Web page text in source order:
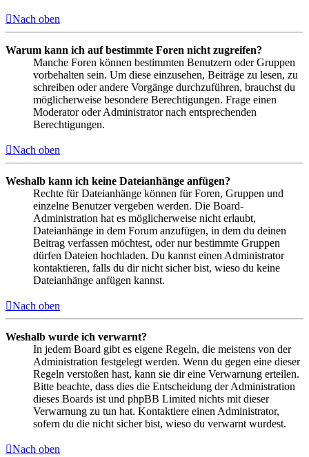
Nach oben
Warum kann ich auf bestimmte Foren nicht zugreifen?
Manche Foren können bestimmten Benutzern oder Gruppen
vorbehalten sein. Um diese einzusehen, Beiträge zu lesen, zu
schreiben oder andere Vorgänge durchzuführen, brauchst du
möglicherweise besondere Berechtigungen. Frage einen
Moderator oder Administrator nach entsprechenden
Berechtigungen.
Nach oben
Weshalb kann ich keine Dateianhänge anfügen?
Rechte für Dateianhänge können für Foren, Gruppen und
einzelne Benutzer vergeben werden. Die Board-
Administration hat es möglicherweise nicht erlaubt,
Dateianhänge in dem Forum anzufügen, in dem du deinen
Beitrag verfassen möchtest, oder nur bestimmte Gruppen
dürfen Dateien hochladen. Du kannst einen Administrator
kontaktieren, falls du dir nicht sicher bist, wieso du keine
Dateianhänge anfügen kannst.
Nach oben
Weshalb wurde ich verwarnt?
In jedem Board gibt es eigene Regeln, die meistens von der
Administration festgelegt werden. Wenn du gegen eine dieser
Regeln verstoßen hast, kann sie dir eine Verwarnung erteilen.
Bitte beachte, dass dies die Entscheidung der Administration
dieses Boards ist und phpBB Limited nichts mit dieser
Verwarnung zu tun hat. Kontaktiere einen Administrator,
sofern du die nicht sicher bist, wieso du verwarnt wurdest.
Nach oben